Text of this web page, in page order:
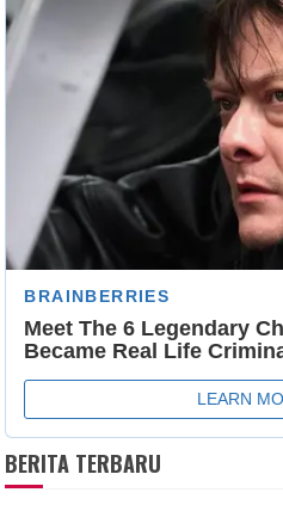
BERITA TERBARU